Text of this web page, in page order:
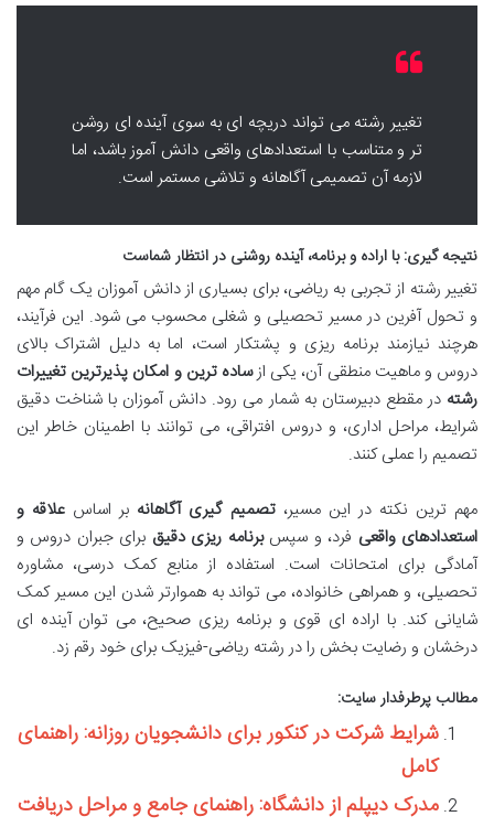
تغییر رشته می تواند دریچه ای به سوی آینده ای روشن
تر و متناسب با استعدادهای واقعی دانش آموز باشد، اما
لازمه آن تصمیمی آگاهانه و تلاشی مستمر است.
نتیجه گیری: با اراده و برنامه، آینده روشنی در انتظار شماست
تغییر رشته از تجربی به ریاضی، برای بسیاری از دانش آموزان یک گام مهم
و تحول آفرین در مسیر تحصیلی و شغلی محسوب می شود. این فرآیند،
هرچند نیازمند برنامه ریزی و پشتکار است، اما به دلیل اشتراک بالای
دروس و ماهیت منطقی آن، یکی ازساده ترین و امکان پذیرترین تغییرات
رشته در مقطع دبیرستان به شمار می رود. دانش آموزان با شناخت دقیق
شرایط، مراحل اداری، و دروس افتراقی، می توانند با اطمینان خاطر این
تصمیم را عملی کنند.
مهم ترین نکته در این مسیر،تصمیم گیری آگاهانه بر اساس علاقه و
استعدادهای واقعی فرد، و سپسبرنامه ریزی دقیق برای جبران دروس و
آمادگی برای امتحانات است. استفاده از منابع کمک درسی، مشاوره
تحصیلی، و همراهی خانواده، می تواند به هموارتر شدن این مسیر کمک
شایانی کند. با اراده ای قوی و برنامه ریزی صحیح، می توان آینده ای
درخشان و رضایت بخش را در رشته ریاضی-فیزیک برای خود رقم زد.
مطالب پرطرفدار سایت:
شرایط شرکت در کنکور برای دانشجویان روزانه: راهنمای
کامل
مدرک دیپلم از دانشگاه: راهنمای جامع و مراحل دریافت